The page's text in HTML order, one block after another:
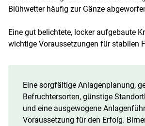
Blühwetter häufig zur Gänze
Eine gut belichtete, locker aufgebaute
wichtige Voraussetzungen für stabilen
Eine sorgfältige Anlagenplanung,
Befruchtersorten, günstige
und eine ausgewogene
Voraussetzung für den Erfolg.